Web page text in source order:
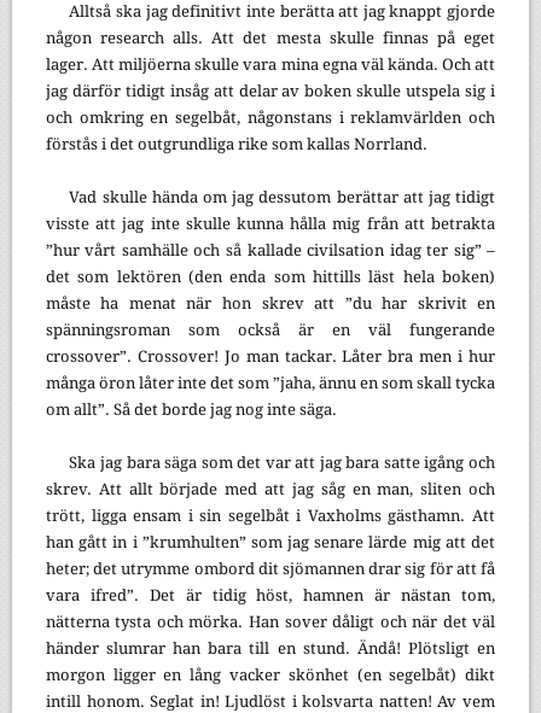
Alltså ska jag definitivt inte berätta att jag knappt gjorde
någon research alls. Att det mesta skulle finnas på eget
lager. Att miljöerna skulle vara mina egna väl kända. Och att
jag därför tidigt insåg att delar av boken skulle utspela sig i
och omkring en segelbåt, någonstans i reklamvärlden och
förstås i det outgrundliga rike som kallas Norrland.
Vad skulle hända om jag dessutom berättar att jag tidigt
visste att jag inte skulle kunna hålla mig från att betrakta
”hur vårt samhälle och så kallade civilsation idag ter sig” –
det som lektören (den enda som hittills läst hela boken)
måste ha menat när hon skrev att ”du har skrivit en
spänningsroman som också är en väl fungerande
crossover”. Crossover! Jo man tackar. Låter bra men i hur
många öron låter inte det som ”jaha, ännu en som skall tycka
om allt”. Så det borde jag nog inte säga.
Ska jag bara säga som det var att jag bara satte igång och
skrev. Att allt började med att jag såg en man, sliten och
trött, ligga ensam i sin segelbåt i Vaxholms gästhamn. Att
han gått in i ”krumhulten” som jag senare lärde mig att det
heter; det utrymme ombord dit sjömannen drar sig för att få
vara ifred”. Det är tidig höst, hamnen är nästan tom,
nätterna tysta och mörka. Han sover dåligt och när det väl
händer slumrar han bara till en stund. Ändå! Plötsligt en
morgon ligger en lång vacker skönhet (en segelbåt) dikt
intill honom. Seglat in! Ljudlöst i kolsvarta natten! Av vem